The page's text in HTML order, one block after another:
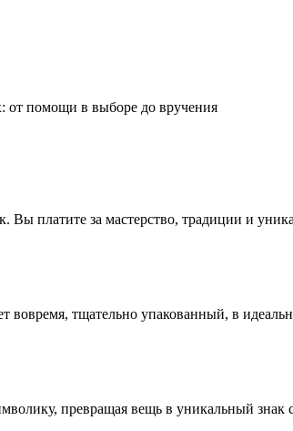
от помощи в выборе до вручения
Вы платите за мастерство, традиции и
тщательно упакованный, в
превращая вещь в уникальный знак